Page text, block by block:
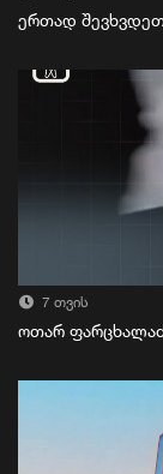
ერთად
7 თვის
ოთარ